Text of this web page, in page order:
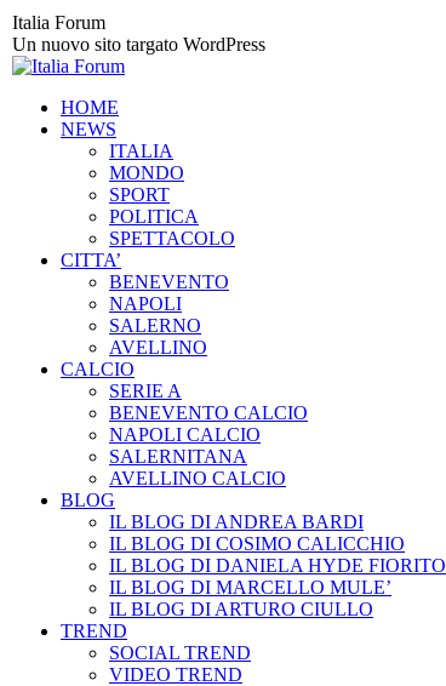
Vai
ai
contenuti
Italia Forum
Un nuovo sito targato WordPress
HOME
NEWS
ITALIA
MONDO
SPORT
POLITICA
SPETTACOLO
CITTA’
BENEVENTO
NAPOLI
SALERNO
AVELLINO
CALCIO
SERIE A
BENEVENTO CALCIO
NAPOLI CALCIO
SALERNITANA
AVELLINO CALCIO
BLOG
IL BLOG DI ANDREA BARDI
IL BLOG DI COSIMO CALICCHIO
IL BLOG DI DANIELA HYDE FIORITO
IL BLOG DI MARCELLO MULE’
IL BLOG DI ARTURO CIULLO
TREND
SOCIAL TREND
VIDEO TREND